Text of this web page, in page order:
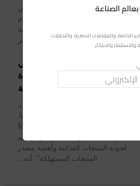
يُنظم مجلس المستشارين والمجلس
الاقتصادي والاجتماعي والبيئي، اليوم
‏الاثنين، لقاءً دراسياً لتقديم ومناقشة
مخرجات تقريرَيْن أعدّهُما هذا الأخير
(CESE) في إطار ‏إحالة ذاتية، تحت...
بحث تربط رغبة المغاربة في
صحية باحترام معايير الجودة
والسلامة الغذائية
كشفت نتائج بحثٍ أجراه مكتب دراسات
التسويق واستطلاعات الرأي "Averty
Market Research &
Intelligence" حول "المغاربة وإدراكهم
لجودة المنتجات الغذائية وأهمية مصدر
المنتجات المستهلكة"، أنه...
الصناعة
الخاصة، والمقابلات الحصرية، والتحليلات
والابتكار.